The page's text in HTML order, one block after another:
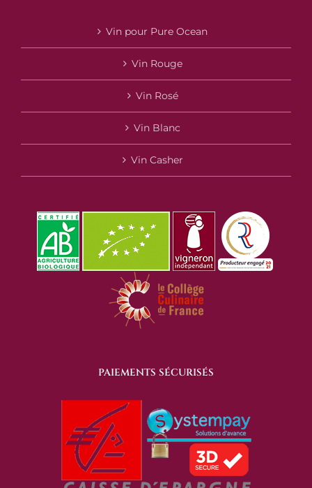
Vin pour Pure Ocean
Vin Rouge
Vin Rosé
Vin Blanc
Vin Casher
PAIEMENTS SÉCURISÉS